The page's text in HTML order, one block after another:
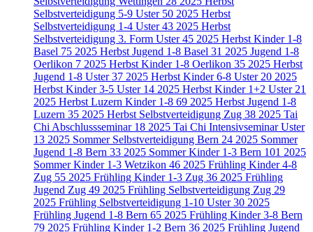
Selbstverteidigung 5-9 Uster 50 2025 Herbst
Selbstverteidigung 1-4 Uster43 2025 Herbst
Selbstverteidigung 3. Form Uster45 2025 Herbst Kinder 1-8
Basel 75 2025 Herbst Jugend 1-8 Basel 31 2025 Jugend 1-8
Oerlikon 7 2025 Herbst Kinder 1-8 Oerlikon 35 2025 Herbst
Jugend 1-8 Uster37 2025 Herbst Kinder 6-8 Uster 20 2025
Herbst Kinder 3-5 Uster 14 2025 Herbst Kinder 1+2 Uster 21
2025 Herbst Luzern Kinder 1-8 69 2025 Herbst Jugend 1-8
Luzern 35 2025 Herbst Selbstverteidigung Zug 38 2025 Tai
Chi Abschlussseminar 18 2025 Tai Chi Intensivseminar Uster
13 2025 Sommer Selbstverteidigung Bern 24 2025 Sommer
Jugend 1-8 Bern 33 2025 Sommer Kinder 1-3 Bern 101 2025
Sommer Kinder 1-3 Wetzikon 46 2025 Frühling Kinder 4-8
Zug 55 2025 Frühling Kinder 1-3 Zug 36 2025 Frühling
Jugend Zug 49 2025 Frühling Selbstverteidigung Zug 29
2025 Frühling Selbstverteidigung 1-10 Uster30 2025
Frühling Jugend 1-8 Bern 65 2025 Frühling Kinder 3-8 Bern
79 2025 Frühling Kinder 1-2 Bern 36 2025 Frühling Jugend